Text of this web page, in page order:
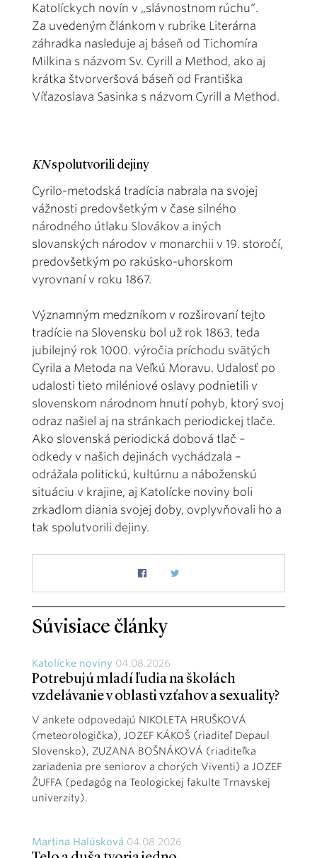
Katolíckych novín v „slávnostnom rúchu“.
Za uvedeným článkom v rubrike Literárna
záhradka nasleduje aj báseň od Tichomíra
Milkina s názvom Sv. Cyrill a Method, ako aj
krátka štvorveršová báseň od Františka
Víťazoslava Sasinka s názvom Cyrill a Method.
KNspolutvorili dejiny
Cyrilo-metodská tradícia nabrala na svojej
vážnosti predovšetkým v čase silného
národného útlaku Slovákov a iných
slovanských národov v monarchii v 19. storočí,
predovšetkým po rakúsko-uhorskom
vyrovnaní v roku 1867.
Významným medzníkom v rozširovaní tejto
tradície na Slovensku bol už rok 1863, teda
jubilejný rok 1000. výročia príchodu svätých
Cyrila a Metoda na Veľkú Moravu. Udalosť po
udalosti tieto miléniové oslavy podnietili v
slovenskom národnom hnutí pohyb, ktorý svoj
odraz našiel aj na stránkach periodickej tlače.
Ako slovenská periodická dobová tlač –
odkedy v našich dejinách vychádzala –
odrážala politickú, kultúrnu a náboženskú
situáciu v krajine, aj Katolícke noviny boli
zrkadlom diania svojej doby, ovplyvňovali ho a
tak spolutvorili dejiny.
Súvisiace články
Katolícke noviny 04.08.2026
Potrebujú mladí ľudia na školách
vzdelávanie v oblasti vzťahov a sexuality?
V ankete odpovedajú NIKOLETA HRUŠKOVÁ
(meteorologička), JOZEF KÁKOŠ (riaditeľ Depaul
Slovensko), ZUZANA BOŠNÁKOVÁ (riaditeľka
zariadenia pre seniorov a chorých Viventi) a JOZEF
ŽUFFA (pedagóg na Teologickej fakulte Trnavskej
univerzity).
Martina Halúsková 04.08.2026